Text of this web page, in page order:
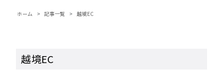
パンくず
ホーム 記事一覧 越境EC
越境EC